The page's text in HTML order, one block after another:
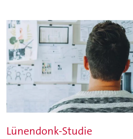
Lünendonk-Studie